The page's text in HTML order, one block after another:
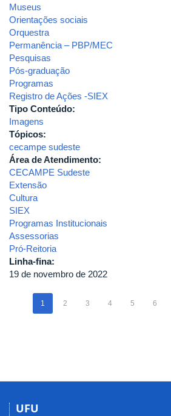
Museus
Orientações sociais
Orquestra
Permanência – PBP/MEC
Pesquisas
Pós-graduação
Programas
Registro de Ações -SIEX
Tipo Conteúdo:
Imagens
Tópicos:
cecampe sudeste
Área de Atendimento:
CECAMPE Sudeste
Extensão
Cultura
SIEX
Programas Institucionais
Assessorias
Pró-Reitoria
Linha-fina:
19 de novembro de 2022
1 2 3 4 5 6
UFU